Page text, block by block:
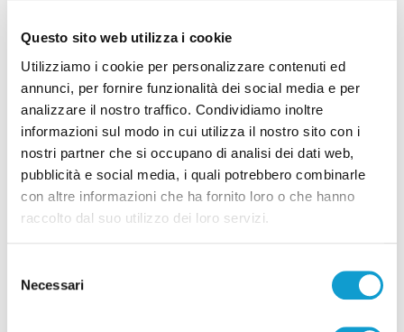
Questo sito web utilizza i cookie
Utilizziamo i cookie per personalizzare contenuti ed
annunci, per fornire funzionalità dei social media e per
analizzare il nostro traffico. Condividiamo inoltre
informazioni sul modo in cui utilizza il nostro sito con i
nostri partner che si occupano di analisi dei dati web,
pubblicità e social media, i quali potrebbero combinarle
con altre informazioni che ha fornito loro o che hanno
raccolto dal suo utilizzo dei loro servizi.
delNecessari
Tutti gli articoli
Correlati